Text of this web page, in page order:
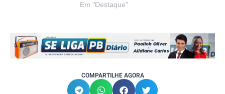
Em "Destaque"
COMPARTILHE AGORA